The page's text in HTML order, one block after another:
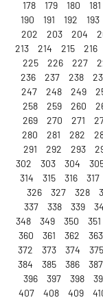
178
179 180 181
190
191 192 193
202
203 204
213
214 215 216
225
226 227
236
237 238
247
248 249
258
259 260
269
270 271
280
281 282
291
292 293
302
303 304
314
315 316 317
326
327 328
337
338 339
348
349 350 351
360
361 362 363
372
373 374 375
384
385 386 387
396
397 398
407
408 409